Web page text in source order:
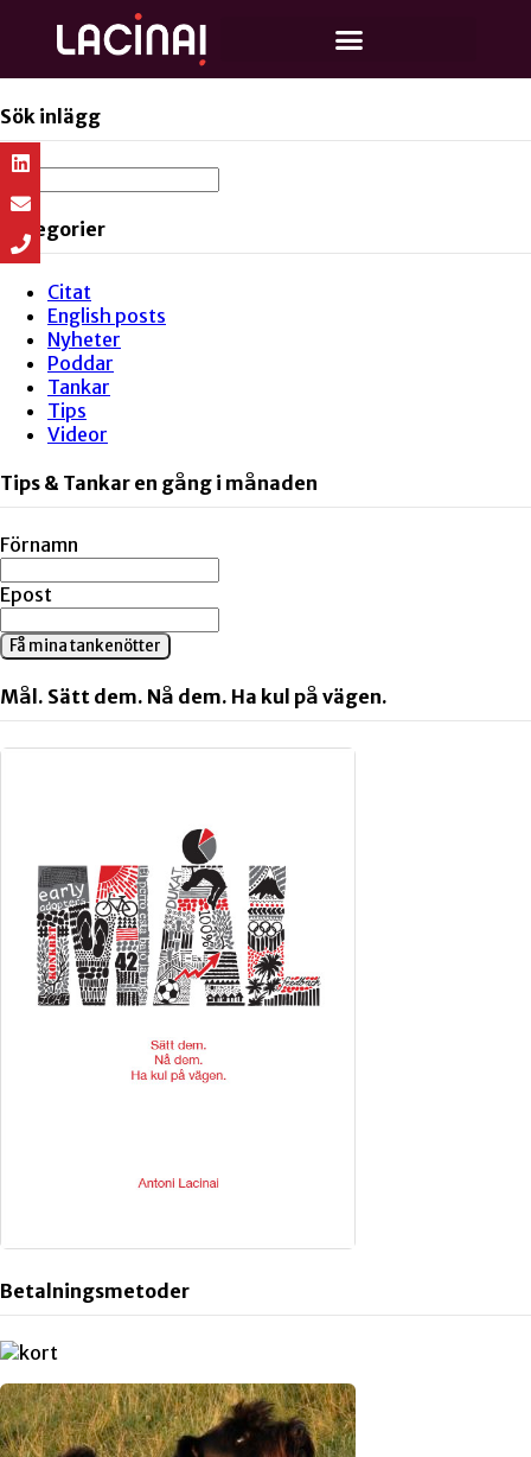
Sök inlägg
Kategorier
Citat
English posts
Nyheter
Poddar
Tankar
Tips
Videor
Tips & Tankar en gång i månaden
Förnamn
Epost
Få mina tankenötter
Mål. Sätt dem. Nå dem. Ha kul på vägen.
Betalningsmetoder